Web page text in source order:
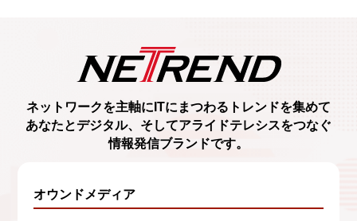
ネットワークを主軸に ITにまつわるトレンドを集めて
あなたとデジタル、 そしてアライドテレシスをつなぐ
情報発信ブランドです。
オウンドメディア